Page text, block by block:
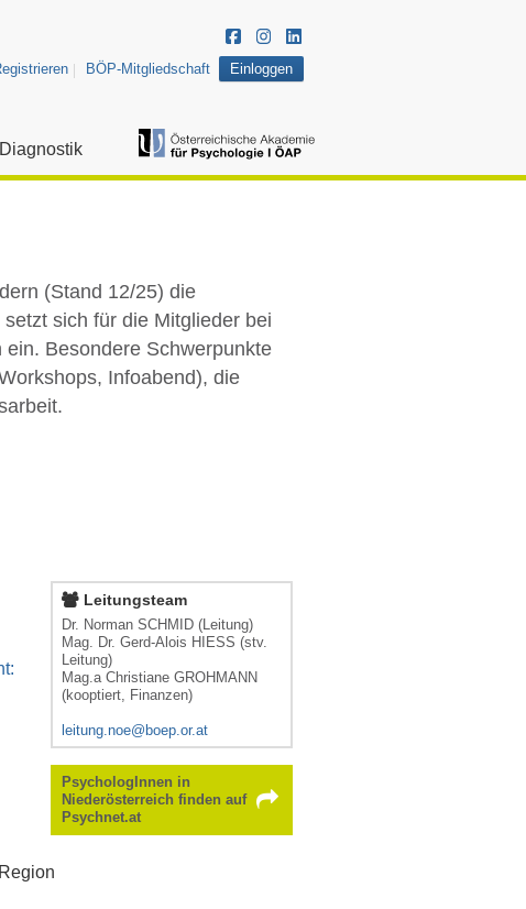
BÖP-Mitgliedschaft Einloggen
(Stand 12/25) die
sich für die Mitglieder bei
Besondere Schwerpunkte
Infoabend), die
Leitungsteam
Dr. Norman SCHMID (Leitung)
Mag. Dr. Gerd-Alois HIESS (stv.
Leitung)
Mag.a Christiane GROHMANN
(kooptiert, Finanzen)
leitung.noe@boep.or.at
PsychologInnen in
Niederösterreich finden auf
Psychnet.at